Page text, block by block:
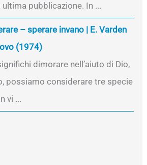
pubblicazione. In ...
– sperare invano | E. Varden
(1974)
dimorare nell’aiuto di Dio,
possiamo considerare tre specie
vi ...